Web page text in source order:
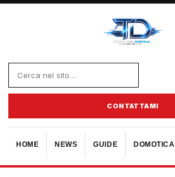
CONTATTAMI
HOME NEWS GUIDE DOMOTICA